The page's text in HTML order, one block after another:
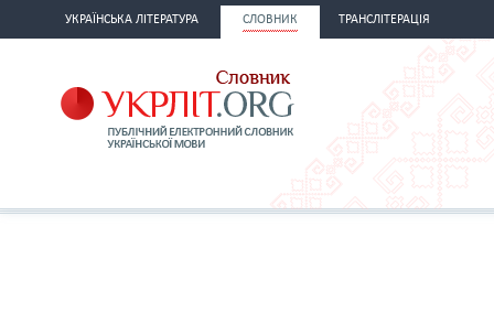
УКРАЇНСЬКА ЛІТЕРАТУРА СЛОВНИК ТРАНСЛІТЕРАЦІЯ